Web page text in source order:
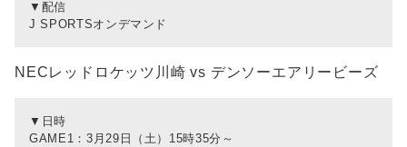
▼配信
J SPORTSオンデマンド
NECレッドロケッツ川崎 vs デンソーエアリービーズ
▼日時
GAME1：3月29日（土）15時35分～